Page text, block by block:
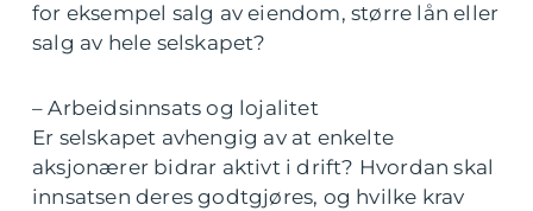
for eksempel salg av eiendom, større lån eller
salg av hele selskapet?
– Arbeidsinnsats og lojalitet
Er selskapet avhengig av at enkelte
aksjonærer bidrar aktivt i drift? Hvordan skal
innsatsen deres godtgjøres, og hvilke krav